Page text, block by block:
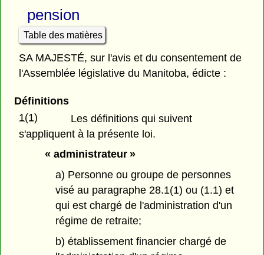
pension
Table des matières
SA MAJESTÉ, sur l'avis et du consentement de
l'Assemblée législative du Manitoba, édicte :
Définitions
1(1)
Les définitions qui suivent
s'appliquent à la présente loi.
« administrateur »
a) Personne ou groupe de personnes
visé au paragraphe 28.1(1) ou (1.1) et
qui est chargé de l'administration d'un
régime de retraite;
b) établissement financier chargé de